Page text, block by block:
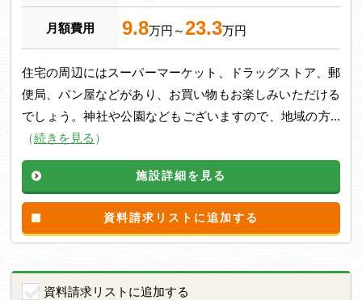
月額費用 9.8万円～23.3万円
住宅の周辺にはスーパーマーケット、ドラッグストア、郵
便局、パン屋などがあり、お買い物もお楽しみいただける
でしょう。神社や公園などもございますので、地域の方...
（続きを見る ）
施設詳細を見る
資料請求リストに追加する
資料請求リストに追加する